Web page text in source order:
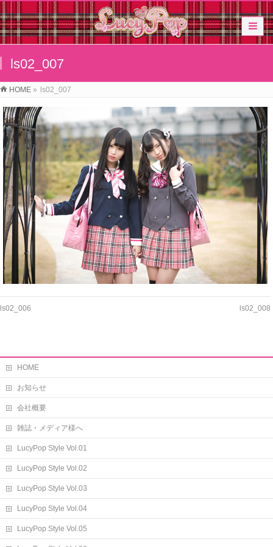
ls02_007
HOME » ls02_007
ls02_006 ls02_008
HOME
お知らせ
会社概要
雑誌・メディア様へ
LucyPop Style Vol.01
LucyPop Style Vol.02
LucyPop Style Vol.03
LucyPop Style Vol.04
LucyPop Style Vol.05